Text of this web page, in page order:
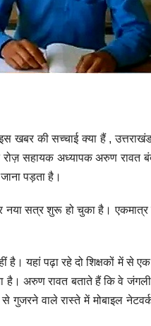
खबर की सच्चाई क्या हैं ,
रोज़ सहायक अध्यापक अरुण
पड़ता है।
नया सत्र शुरू हो चुका है।
है। यहां पढ़ा रहे दो शिक्षकों में से
है। अरुण रावत बताते हैं कि वे
वाले रास्ते में मोबाइल